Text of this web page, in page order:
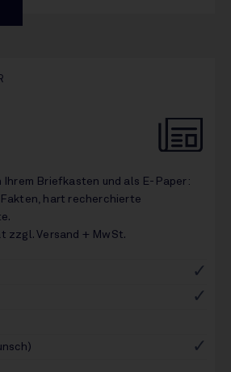
Ihrem Briefkasten und als E-Paper:
Fakten, hart recherchierte
zzgl. Versand + MwSt.